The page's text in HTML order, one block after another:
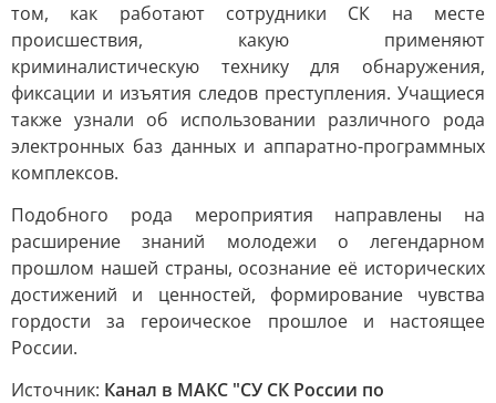
том, как работают сотрудники СК на месте
происшествия, какую применяют
криминалистическую технику для обнаружения,
фиксации и изъятия следов преступления. Учащиеся
также узнали об использовании различного рода
электронных баз данных и аппаратно-программных
комплексов.
Подобного рода мероприятия направлены на
расширение знаний молодежи о легендарном
прошлом нашей страны, осознание её исторических
достижений и ценностей, формирование чувства
гордости за героическое прошлое и настоящее
России.
Источник: Канал в МАКС "СУ СК России по